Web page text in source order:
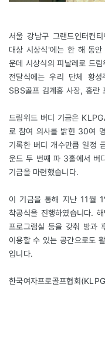
서울 강남구 그랜드인터컨
대상 시상식'에는 한 해 동
운데 시상식의 피날레로 드
전달식에는 우리 단체 황
SBS골프 김계홍 사장, 홍란
드림위드 버디 기금은
로 참여 의사를 밝힌 30여
기록한 버디 개수만큼 일정
운드 두 번째 파 3홀에서 버
기금을 마련했습니다.
이 기금을 통해 지난 11월
착공식을 진행하였습니다.
프로그램실 등을 갖춰 방과
이용할 수 있는 공간으로도
입니다.
한국여자프로골프협회